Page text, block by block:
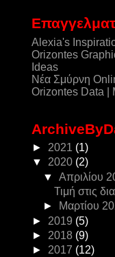
Alexia's
Orizontes
Ideas
Νέα Σμύρνη
Orizontes Data |
► 2021 (1)
▼ 2020 (2)
▼ Απριλίου
Τιμή στις
►
Μαρτίου
► 2019 (5)
► 2018 (9)
► 2017 (12)